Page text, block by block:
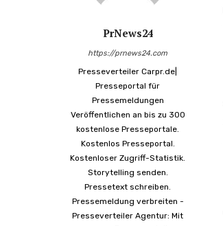
PrNews24
https://prnews24.com
Presseverteiler Carpr.de|
Presseportal für
Pressemeldungen
Veröffentlichen an bis zu 300
kostenlose Presseportale.
Kostenlos Presseportal.
Kostenloser Zugriff-Statistik.
Storytelling senden.
Pressetext schreiben.
Pressemeldung verbreiten -
Presseverteiler Agentur: Mit